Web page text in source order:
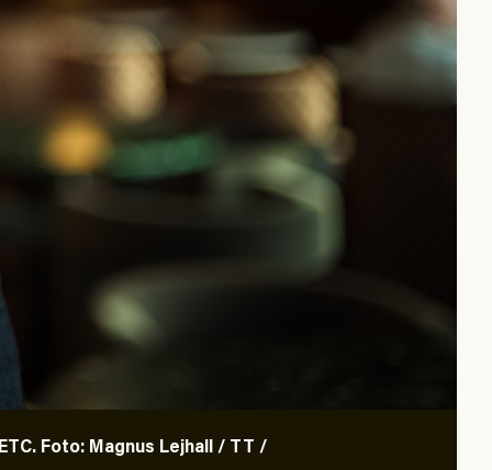
Foto: Magnus Lejhall / TT /